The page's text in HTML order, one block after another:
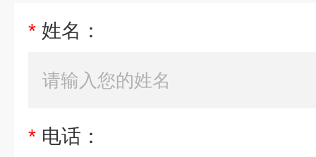
* 姓名：
* 电话：